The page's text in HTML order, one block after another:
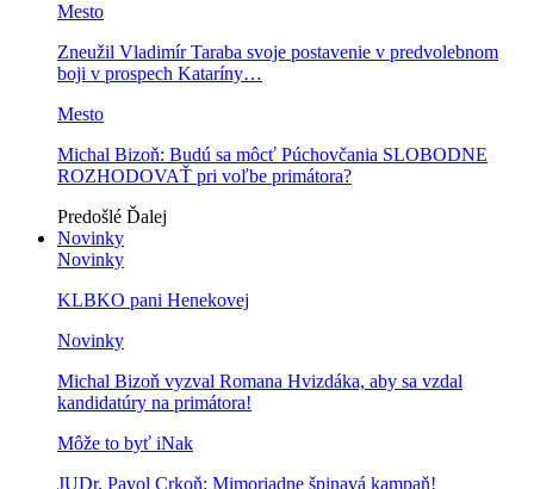
Mesto
Zneužil Vladimír Taraba svoje postavenie v predvolebnom
boji v prospech Kataríny…
Mesto
Michal Bizoň: Budú sa môcť Púchovčania SLOBODNE
ROZHODOVAŤ pri voľbe primátora?
Predošlé Ďalej
Novinky
Novinky
KLBKO pani Henekovej
Novinky
Michal Bizoň vyzval Romana Hvizdáka, aby sa vzdal
kandidatúry na primátora!
Môže to byť iNak
JUDr. Pavol Crkoň: Mimoriadne špinavá kampaň!